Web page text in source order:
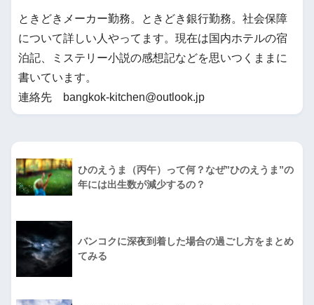
ときどきメーカー勤務。ときどき銀行勤務。社会保障
について詳しい人やってます。現在は国内ホテルの宿
泊記、ミステリー小説の感想記などを思いつくままに
書いています。
連絡先 bangkok-kitchen@outlook.jp
ひのえうま（丙午）って何？なぜ”ひのえうま”の
年には出生数が減少するの？
バンコクに深夜到着した場合の過ごし方をまとめ
てみる